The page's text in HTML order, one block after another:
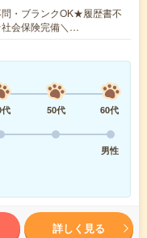
・ブランクOK★履歴書不
会保険完備＼…
50代
60代
男性
詳しく見る